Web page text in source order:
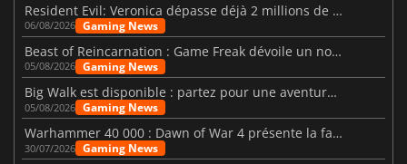
Resident Evil: Veronica dépasse déjà 2 millions de wishlists
06/08/2026 Gaming News
Beast of Reincarnation : Game Freak dévoile un nouveau pari
05/08/2026 Gaming News
Big Walk est disponible : partez pour une aventure entre amis
05/08/2026 Gaming News
Warhammer 40 000 : Dawn of War 4 présente la faction des Nécrons
30/07/2026 Gaming News